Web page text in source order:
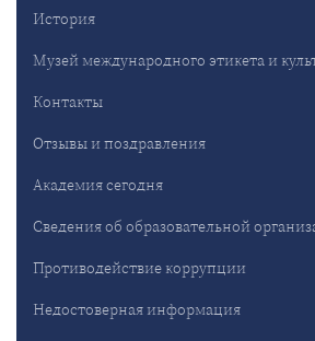
История
Музей международного этикета и
Контакты
Отзывы и поздравления
Академия сегодня
Сведения об образовательной
Противодействие коррупции
Недостоверная информация